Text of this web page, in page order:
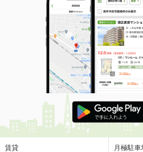
賃貸 月極駐車